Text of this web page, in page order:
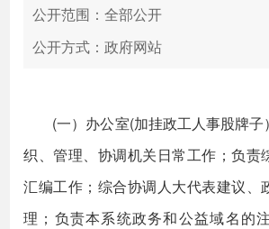
公开范围：全部公开
公开方式：政府网站
(一）办公室(加挂政工人事股牌
织、管理、协调机关日常工作；负责
汇编工作；综合协调人大代表建议、
理；负责本系统政务和公益域名的